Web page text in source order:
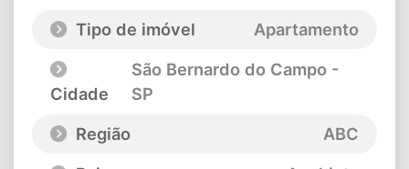
Tipo de imóvel Apartamento
Cidade
São Bernardo do Campo -
SP
Região
ABC